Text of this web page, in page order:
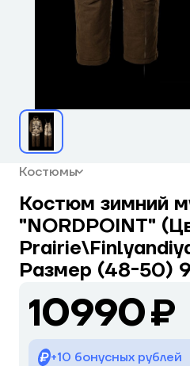
Костюмы
Костюм зимний
"NORDPOINT"
Размер (48-50)
10990 ₽
+10 бонусных рублей